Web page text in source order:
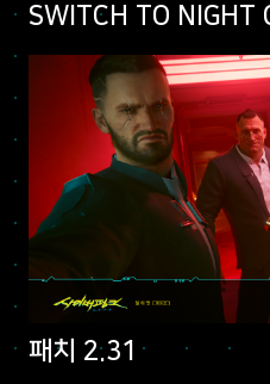
SWITCH TO NIGHT
패치 2.31